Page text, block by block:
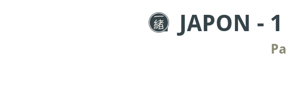
JAPON -